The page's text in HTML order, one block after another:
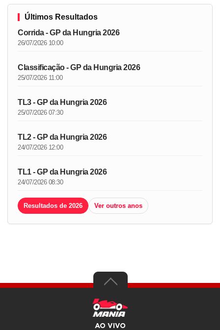
Últimos Resultados
Corrida - GP da Hungria 2026
26/07/2026 10:00
Classificação - GP da Hungria 2026
25/07/2026 11:00
TL3 - GP da Hungria 2026
25/07/2026 07:30
TL2 - GP da Hungria 2026
24/07/2026 12:00
TL1 - GP da Hungria 2026
24/07/2026 08:30
Resultados de 2026 Ver outros anos
AO VIVO